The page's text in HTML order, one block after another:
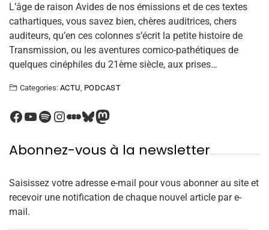
L’âge de raison Avides de nos émissions et de ces textes
cathartiques, vous savez bien, chères auditrices, chers
auditeurs, qu’en ces colonnes s’écrit la petite histoire de
Transmission, ou les aventures comico-pathétiques de
quelques cinéphiles du 21ème siècle, aux prises…
Categories: ACTU PODCAST
Abonnez-vous à la newsletter
Saisissez votre adresse e-mail pour vous abonner au site et
recevoir une notification de chaque nouvel article par e-
mail.